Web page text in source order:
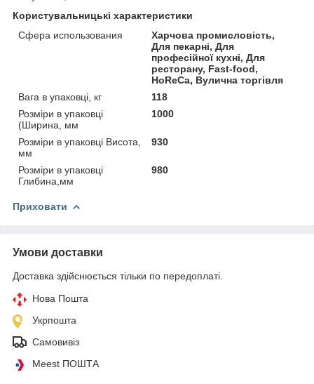
Користувальницькі характеристики
Сфера использования
Харчова промисловість,
Для пекарні, Для
професійної кухні, Для
ресторану, Fast-food,
HoReCa, Вулична торгівля
Вага в упаковці, кг
118
Розміри в упаковці
(Ширина, мм
1000
Розміри в упаковці Висота,
мм
930
Розміри в упаковці
Глибина,мм
980
Приховати
Умови доставки
Доставка здійснюється тільки по передоплаті.
Нова Пошта
Укрпошта
Самовивіз
Meest ПОШТА